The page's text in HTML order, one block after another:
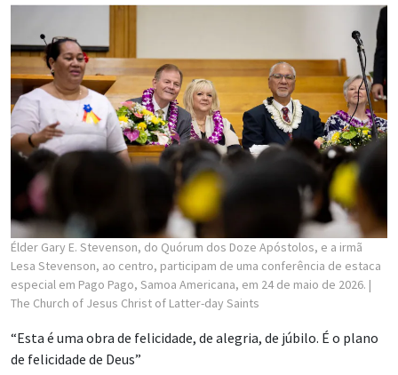
Élder Gary E. Stevenson, do Quórum dos Doze Apóstolos, e a irmã
Lesa Stevenson, ao centro, participam de uma conferência de estaca
especial em Pago Pago, Samoa Americana, em 24 de maio de 2026. |
The Church of Jesus Christ of Latter-day Saints
“Esta é uma obra de felicidade, de alegria, de júbilo. É o plano
de felicidade de Deus”